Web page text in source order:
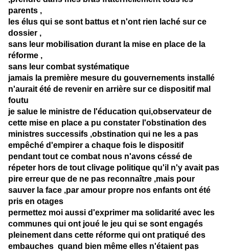
parents ,
les élus qui se sont battus et n'ont rien laché sur ce
dossier ,
sans leur mobilisation durant la mise en place de la
réforme ,
sans leur combat systématique
jamais la première mesure du gouvernements installé
n'aurait été de revenir en arrière sur ce dispositif mal
foutu
je salue le ministre de l'éducation qui,observateur de
cette mise en place a pu constater l'obstination des
ministres successifs ,obstination qui ne les a pas
empêché d'empirer a chaque fois le dispositif
pendant tout ce combat nous n'avons céssé de
répeter hors de tout clivage politique qu'il n'y avait pas
pire erreur que de ne pas reconnaître ,mais pour
sauver la face ,par amour propre nos enfants ont été
pris en otages
permettez moi aussi d'exprimer ma solidarité avec les
communes qui ont joué le jeu qui se sont engagés
pleinement dans cette réforme qui ont pratiqué des
embauches quand bien même elles n'étaient pas